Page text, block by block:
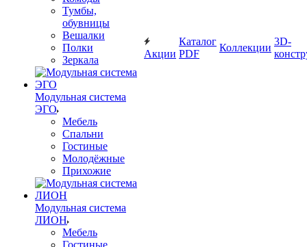
Тумбы,
обувницы
Вешалки
Полки
Зеркала
Модульная система
ЭГО
Мебель
Спальни
Гостиные
Молодёжные
Прихожие
Модульная система
ЛИОН
Мебель
Гостиные
Акции
Каталог
PDF
Коллекции
3D-